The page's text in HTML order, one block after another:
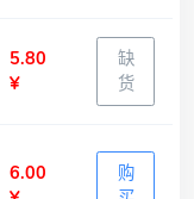
5.80
¥
缺
货
6.00
购